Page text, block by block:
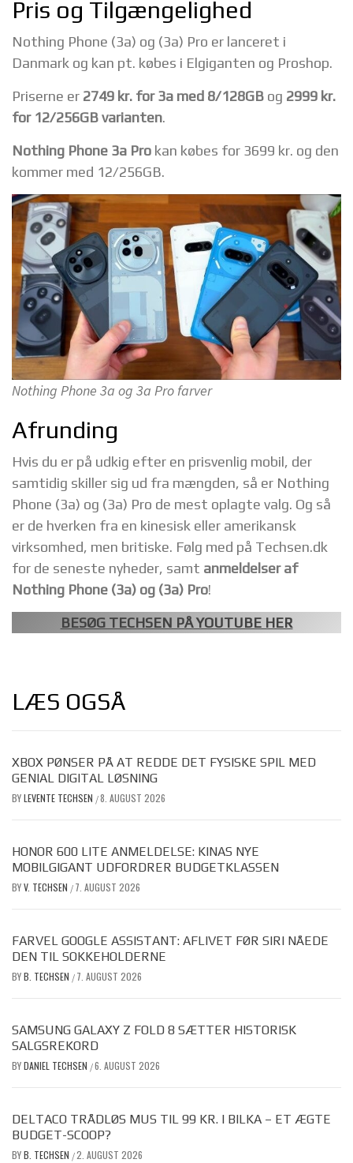
Pris og Tilgængelighed
Nothing Phone (3a) og (3a) Pro er lanceret i
Danmark og kan pt. købes i Elgiganten og Proshop.
Priserne er 2749 kr. for 3a med 8/128GB og 2999 kr.
for 12/256GB varianten.
Nothing Phone 3a Pro kan købes for 3699 kr. og den
kommer med 12/256GB.
Nothing Phone 3a og 3a Pro farver
Afrunding
Hvis du er på udkig efter en prisvenlig mobil, der
samtidig skiller sig ud fra mængden, så er Nothing
Phone (3a) og (3a) Pro de mest oplagte valg. Og så
er de hverken fra en kinesisk eller amerikansk
virksomhed, men britiske. Følg med på Techsen.dk
for de seneste nyheder, samt anmeldelser af
Nothing Phone (3a) og (3a) Pro!
BESØG TECHSEN PÅ YOUTUBE HER
LÆS OGSÅ
XBOX PØNSER PÅ AT REDDE DET FYSISKE SPIL MED
GENIAL DIGITAL LØSNING
BYLEVENTE TECHSEN /8. AUGUST 2026
HONOR 600 LITE ANMELDELSE: KINAS NYE
MOBILGIGANT UDFORDRER BUDGETKLASSEN
BYV. TECHSEN / 7. AUGUST 2026
FARVEL GOOGLE ASSISTANT: AFLIVET FØR SIRI NÅEDE
DEN TIL SOKKEHOLDERNE
BYB. TECHSEN / 7. AUGUST 2026
SAMSUNG GALAXY Z FOLD 8 SÆTTER HISTORISK
SALGSREKORD
BYDANIEL TECHSEN /6. AUGUST 2026
DELTACO TRÅDLØS MUS TIL 99 KR. I BILKA – ET ÆGTE
BUDGET-SCOOP?
BYB. TECHSEN /2. AUGUST 2026